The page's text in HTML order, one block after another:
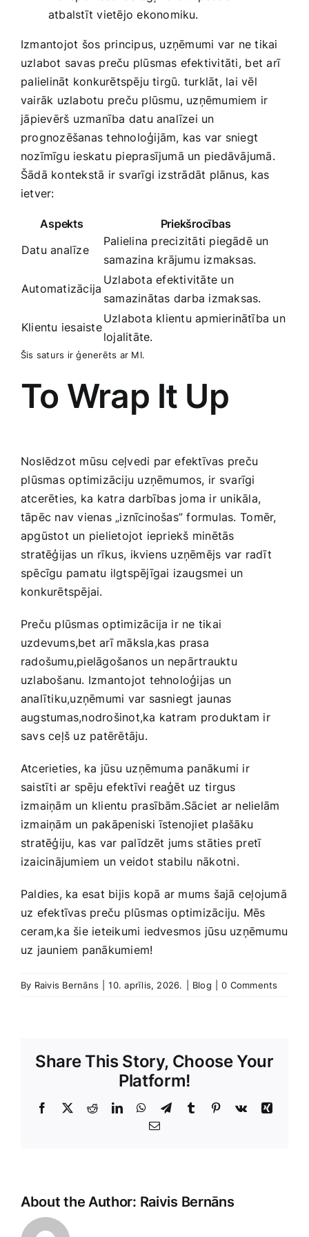
atbalstīt vietējo ekonomiku.
Izmantojot šos⁣ principus, uzņēmumi var ne tikai‍
uzlabot savas preču plūsmas efektivitāti,⁣ bet arī
⁢palielināt konkurētspēju tirgū. turklāt, lai vēl
vairāk uzlabotu preču plūsmu, uzņēmumiem ir
⁢jāpievērš uzmanība datu analīzei un⁤
prognozēšanas tehnoloģijām, kas var sniegt
nozīmīgu ieskatu pieprasījumā un piedāvājumā.
Šādā kontekstā ir svarīgi izstrādāt plānus, kas⁢
ietver:
Aspekts
Priekšrocības
Datu analīze
Palielina precizitāti piegādē un
samazina krājumu izmaksas.
Automatizācija
Uzlabota efektivitāte un
samazinātas darba izmaksas.
Klientu iesaiste
Uzlabota klientu apmierinātība un
lojalitāte.
Šis saturs ir ģenerēts ⁣ar MI.
To‍ Wrap ⁤It Up
Noslēdzot mūsu ceļvedi par efektīvas preču
⁣plūsmas optimizāciju uzņēmumos, ir⁤ svarīgi
atcerēties, ka katra darbības joma ir unikāla,
tāpēc nav vienas „iznīcinošas” formulas. ⁤Tomēr,
apgūstot un pielietojot iepriekš minētās
stratēģijas un rīkus,⁣ ikviens ‍uzņēmējs var radīt
spēcīgu pamatu ilgtspējīgai izaugsmei un
konkurētspējai.
Preču plūsmas ‍optimizācija ir ne tikai
uzdevums,bet arī māksla,kas​ prasa
radošumu,pielāgošanos un ‌nepārtrauktu
uzlabošanu. Izmantojot tehnoloģijas un
analītiku,uzņēmumi var sasniegt⁣ jaunas ​
augstumas,nodrošinot,ka ⁣katram ⁢produktam ir
savs ceļš uz patērētāju.
Atcerieties, ka jūsu uzņēmuma panākumi ir
saistīti ar spēju efektīvi reaģēt uz⁢ tirgus
izmaiņām un klientu prasībām.Sāciet ar nelielām
izmaiņām un pakāpeniski īstenojiet plašāku
stratēģiju, kas var palīdzēt jums stāties pretī
izaicinājumiem un veidot ‌stabilu nākotni.
Paldies, ka esat bijis kopā ar mums šajā ceļojumā⁣
uz efektīvas preču plūsmas optimizāciju. Mēs
ceram,ka ‌šie ieteikumi iedvesmos jūsu uzņēmumu
uz jauniem panākumiem!
By Raivis Bernāns 10. aprīlis, 2026. Blog 0 Comments
Share This Story, Choose Your
Platform!
Facebook
X RedditLinkedInWhatsApp
TelegramTumblr Pinterest
Vk
Xing
E-
About the Author: Raivis Bernāns